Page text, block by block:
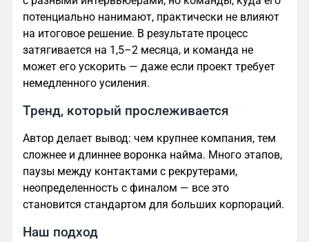
потенциально нанимают, практически не влияют
на итоговое решение. В результате процесс
затягивается на 1,5–2 месяца, и команда не
может его ускорить — даже если проект требует
немедленного усиления.
Тренд, который прослеживается
Автор делает вывод: чем крупнее компания, тем
сложнее и длиннее воронка найма. Много этапов,
паузы между контактами с рекрутерами,
неопределенность с финалом — все это
становится стандартом для больших корпораций.
Наш подход